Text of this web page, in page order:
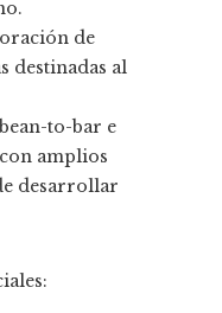
de
destinadas al
to-bar e
amplios
desarrollar